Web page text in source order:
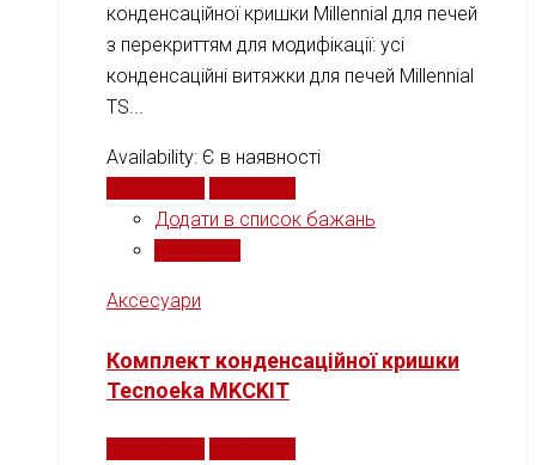
конденсаційної кришки Millennial для печей
з перекриттям для модифікації: усі
конденсаційні витяжки для печей Millennial
TS...
Availability: Є в наявності
Додати в список бажань
Аксесуари
Комплект конденсаційної кришки
Tecnoeka MKCKIT